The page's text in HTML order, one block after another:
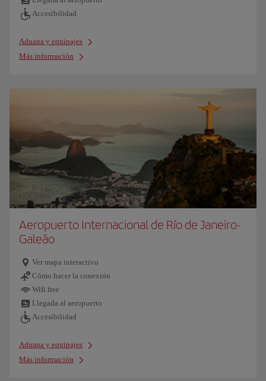
Accesibilidad
Aduana y equipajes
Más información
Aeropuerto Internacional de Río de Janeiro-
Galeão
Ver mapa interactivo
Cómo hacer la conexión
Wifi free
Llegada al aeropuerto
Accesibilidad
Aduana y equipajes
Más información